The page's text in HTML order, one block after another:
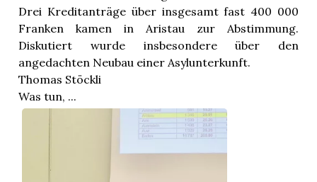
Drei Kreditanträge über insgesamt fast 400 000
Franken kamen in Aristau zur Abstimmung.
Diskutiert wurde insbesondere über den
angedachten Neubau einer Asylunterkunft.
Thomas Stöckli
Was tun, ...